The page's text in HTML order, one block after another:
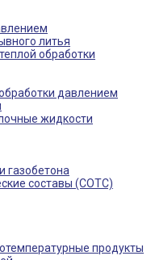
литья
обработки
давлением
жидкости
газобетона
составы (СОТС)
продукты